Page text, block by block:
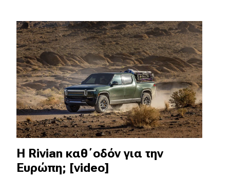
Η Rivian καθ΄οδόν για την
Ευρώπη; [video]